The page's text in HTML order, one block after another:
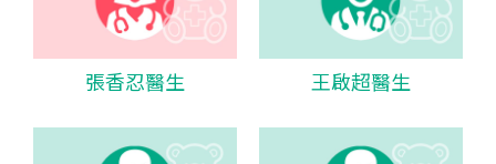
張香忍醫生 王啟超醫生